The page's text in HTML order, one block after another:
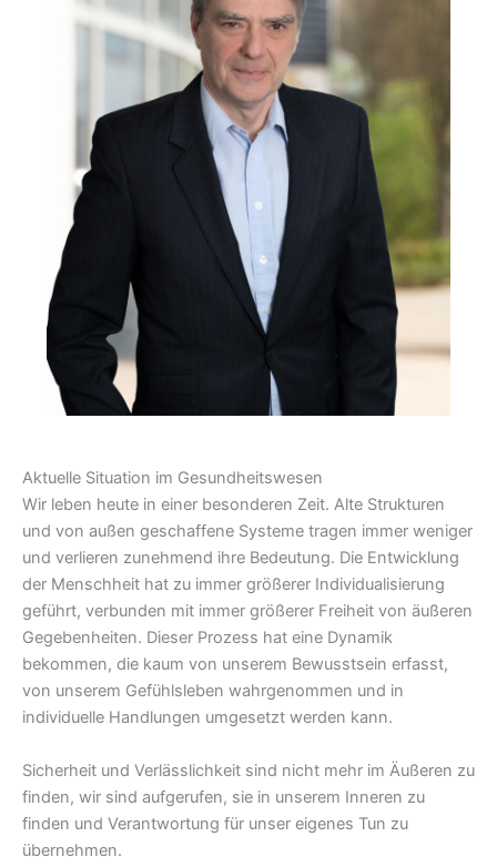
Aktuelle Situation im Gesundheitswesen
Wir leben heute in einer besonderen Zeit. Alte Strukturen
und von außen geschaffene Systeme tragen immer weniger
und verlieren zunehmend ihre Bedeutung. Die Entwicklung
der Menschheit hat zu immer größerer Individualisierung
geführt, verbunden mit immer größerer Freiheit von äußeren
Gegebenheiten. Dieser Prozess hat eine Dynamik
bekommen, die kaum von unserem Bewusstsein erfasst,
von unserem Gefühlsleben wahrgenommen und in
individuelle Handlungen umgesetzt werden kann.
Sicherheit und Verlässlichkeit sind nicht mehr im Äußeren zu
finden, wir sind aufgerufen, sie in unserem Inneren zu
finden und Verantwortung für unser eigenes Tun zu
übernehmen.